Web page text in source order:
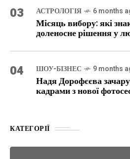
03 АСТРОЛОГІЯ 6 months
Місяць вибору: які
доленосне рішення у
04 ШОУ-БІЗНЕС 9 months
Надя Дорофєєва
кадрами з нової
КАТЕГОРІЇ